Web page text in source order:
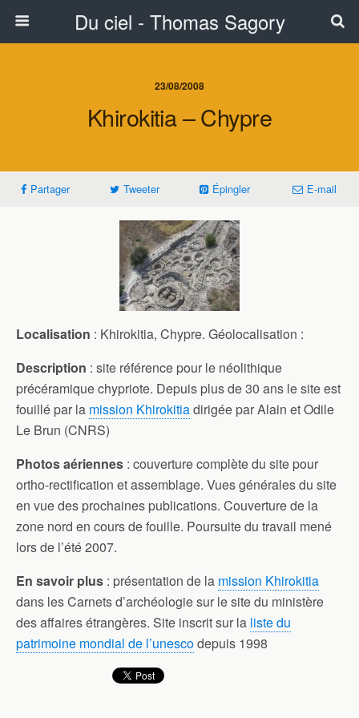
Du ciel - Thomas Sagory
23/08/2008
Khirokitia – Chypre
Partager Tweeter Épingler E-mail
Localisation : Khirokitia, Chypre. Géolocalisation :
Description : site référence pour le néolithique
précéramique chypriote. Depuis plus de 30 ans le site est
fouillé par la mission Khirokitiadirigée par Alain et Odile
Le Brun (CNRS)
Photos aériennes : couverture complète du site pour
ortho-rectification et assemblage. Vues générales du site
en vue des prochaines publications. Couverture de la
zone nord en cours de fouille. Poursuite du travail mené
lors de l’été 2007.
En savoir plus : présentation de la mission Khirokitia
dans les Carnets d’archéologie sur le site du ministère
des affaires étrangères. Site inscrit sur la liste du
patrimoine mondial de l’unescodepuis 1998